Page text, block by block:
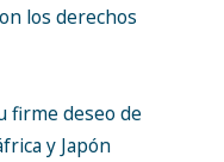
los derechos
firme deseo de
y Japón